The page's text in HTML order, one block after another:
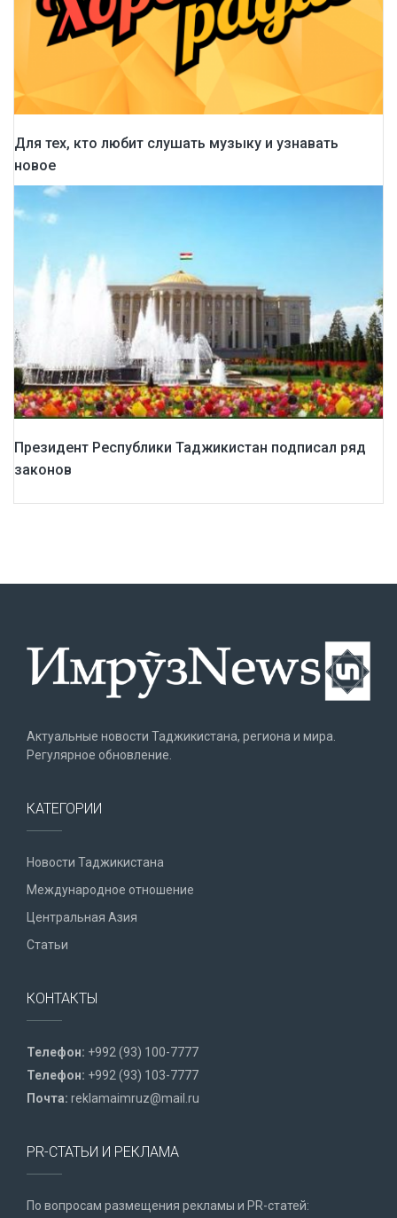
Для тех, кто любит слушать музыку и узнавать
новое
Президент Республики Таджикистан подписал ряд
законов
Актуальные новости Таджикистана, региона и мира.
Регулярное обновление.
КАТЕГОРИИ
Новости Таджикистана
Международное отношение
Центральная Азия
Статьи
КОНТАКТЫ
Телефон: +992 (93) 100-7777
Телефон: +992 (93) 103-7777
Почта: reklamaimruz@mail.ru
PR-СТАТЬИ И РЕКЛАМА
По вопросам размещения рекламы и PR-статей: